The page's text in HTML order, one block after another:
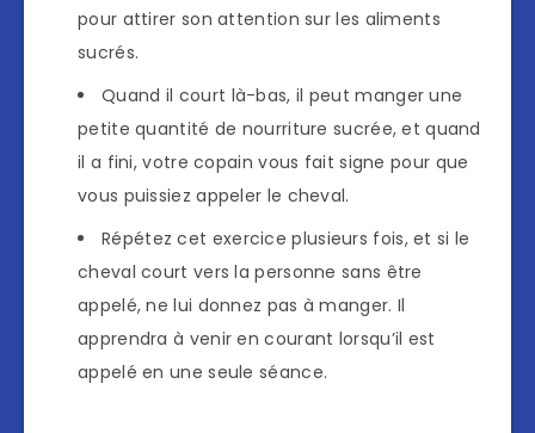
pour attirer son attention sur les aliments
sucrés.
Quand il court là-bas, il peut manger une
petite quantité de nourriture sucrée, et quand
il a fini, votre copain vous fait signe pour que
vous puissiez appeler le cheval.
Répétez cet exercice plusieurs fois, et si le
cheval court vers la personne sans être
appelé, ne lui donnez pas à manger. Il
apprendra à venir en courant lorsqu’il est
appelé en une seule séance.